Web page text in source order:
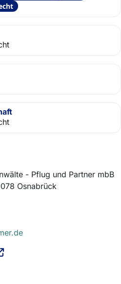
- Pflug und Partner mbB
Osnabrück